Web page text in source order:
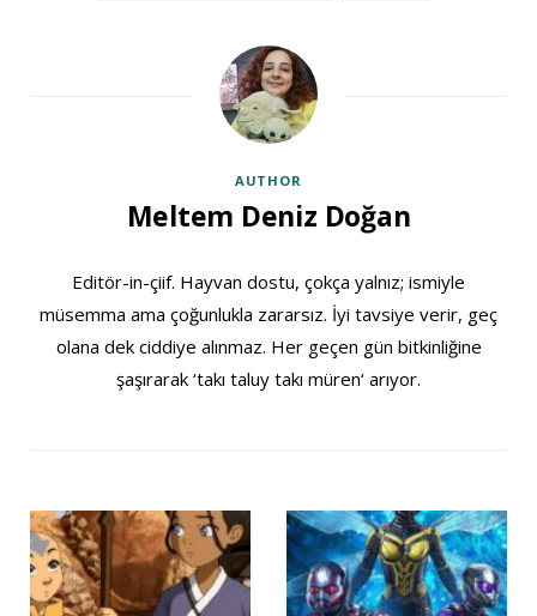
AUTHOR
Meltem Deniz Doğan
Editör-in-çiif. Hayvan dostu, çokça yalnız; ismiyle
müsemma ama çoğunlukla zararsız. İyi tavsiye verir, geç
olana dek ciddiye alınmaz. Her geçen gün bitkinliğine
şaşırarak ‘takı taluy takı müren‘ arıyor.